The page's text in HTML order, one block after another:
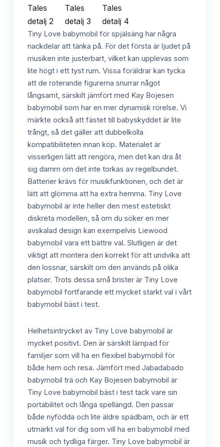
Tiny Love babymobil för spjälsäng har några
nackdelar att tänka på. För det första är ljudet på
musiken inte justerbart, vilket kan upplevas som
lite högt i ett tyst rum. Vissa föräldrar kan tycka
att de roterande figurerna snurrar något
långsamt, särskilt jämfört med Kay Bojesen
babymobil som har en mer dynamisk rörelse. Vi
märkte också att fästet till babyskyddet är lite
trångt, så det gäller att dubbelkolla
kompatibiliteten innan köp. Materialet är
visserligen lätt att rengöra, men det kan dra åt
sig damm om det inte torkas av regelbundet.
Batterier krävs för musikfunktionen, och det är
lätt att glömma att ha extra hemma. Tiny Love
babymobil är inte heller den mest estetiskt
diskreta modellen, så om du söker en mer
avskalad design kan exempelvis Liewood
babymobil vara ett bättre val. Slutligen är det
viktigt att montera den korrekt för att undvika att
den lossnar, särskilt om den används på olika
platser. Trots dessa små brister är Tiny Love
babymobil fortfarande ett mycket starkt val i vårt
babymobil bäst i test.
Helhetsintrycket av Tiny Love babymobil är
mycket positivt. Den är särskilt lämpad för
familjer som vill ha en flexibel babymobil för
både hem och resa. Jämfört med Jabadabado
babymobil trä och Kay Bojesen babymobil är
Tiny Love babymobil bäst i test tack vare sin
portabilitet och långa spellängd. Den passar
både nyfödda och lite äldre spädbarn, och är ett
utmärkt val för dig som vill ha en babymobil med
musik och tydliga färger. Tiny Love babymobil är